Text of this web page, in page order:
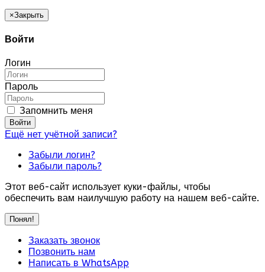
×Закрыть
Войти
Логин
Пароль
Запомнить меня
Войти
Ещё нет учётной записи?
Забыли логин?
Забыли пароль?
Этот веб-сайт использует куки-файлы, чтобы
обеспечить вам наилучшую работу на нашем веб-сайте.
Понял!
Заказать звонок
Позвонить нам
Написать в WhatsApp